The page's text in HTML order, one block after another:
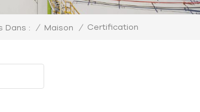
Dans : / Maison / Certification